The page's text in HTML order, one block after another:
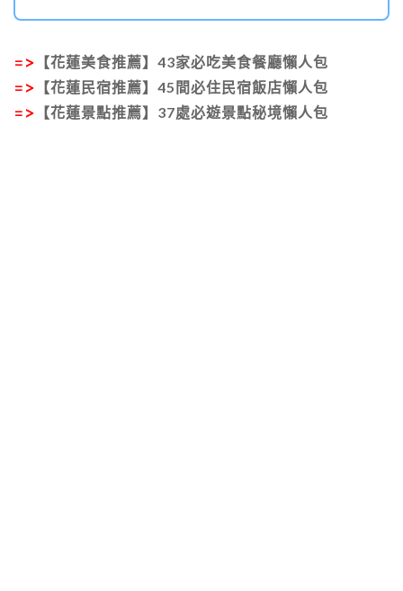
=> 【花蓮美食推薦】43家必吃美食餐廳懶人包
=> 【花蓮民宿推薦】45間必住民宿飯店懶人包
=> 【花蓮景點推薦】37處必遊景點秘境懶人包